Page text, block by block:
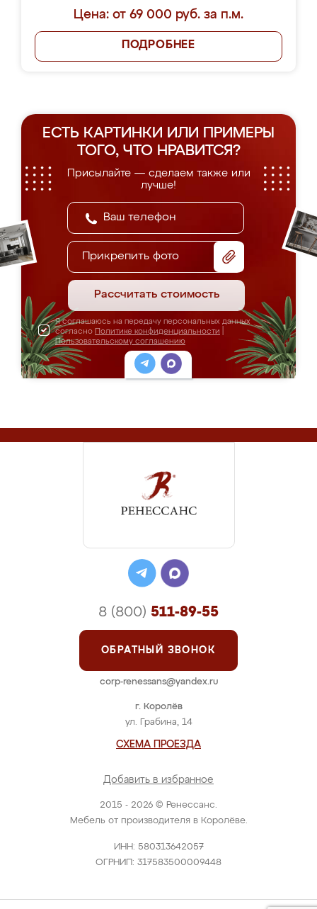
Цена: от 69 000 руб. за п.м.
ПОДРОБНЕЕ
ЕСТЬ КАРТИНКИ ИЛИ ПРИМЕРЫ
ТОГО, ЧТО НРАВИТСЯ?
Присылайте — сделаем также или
лучше!
Прикрепить фото
Рассчитать стоимость
Я соглашаюсь на передачу персональных данных
согласно Политике конфиденциальности
Пользовательскому соглашению
2015 - 2026 © Ренессанс.
Мебель от производителя в Королёве.
ИНН: 580313642057
ОГРНИП: 317583500009448
г. Королёв
ул. Грабина, 14
СХЕМА ПРОЕЗДА
Добавить в избранное
8 (800) 511-89-55
ОБРАТНЫЙ ЗВОНОК
corp-renessans@yandex.ru